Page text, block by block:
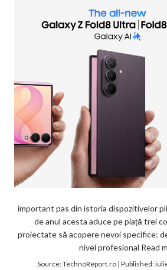
important pas din istoria dispozitivelor
de anul acesta aduce pe piață trei
proiectate să acopere nevoi specifice:
nivel profesional Read
Source:TechnoReport.ro| Published: